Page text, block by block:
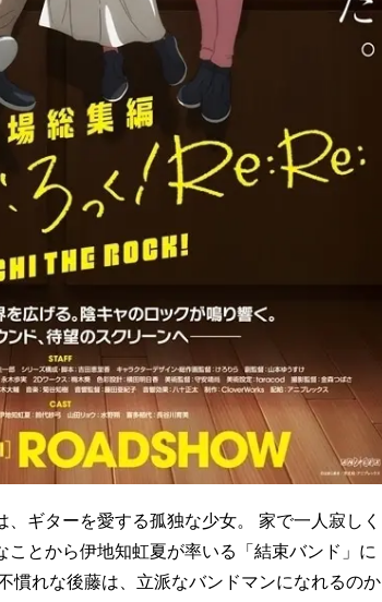
、ギターを愛する孤独な少女。 家で一人寂しく
とから伊地知虹夏が率いる「結束バンド」に
慣れな後藤は、立派なバンドマンになれるのか
TVアニメ『戦隊大失格』
radio 大直会 2nd season